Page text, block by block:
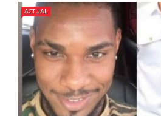
ACTUAL